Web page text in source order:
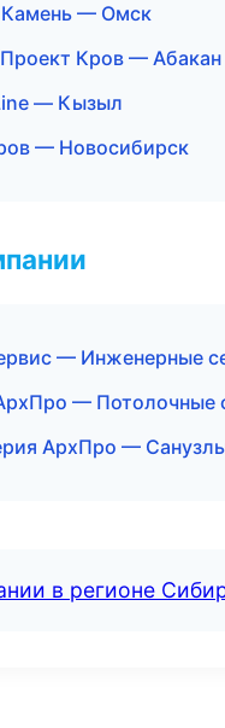
— Омск
Кров — Абакан
— Кызыл
— Новосибирск
— Инженерные
— Потолочные
АрхПро — Санузлы
в регионе